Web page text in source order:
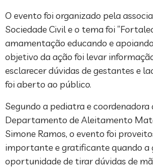
O evento foi organizado pela
Sociedade Civil e o tema foi
amamentação educando e
objetivo da ação foi levar
esclarecer dúvidas de gestantes e
foi aberto ao público.
Segundo a pediatra e coordenadora
Departamento de Aleitamento
Simone Ramos, o evento foi
importante e gratificante quando a
oportunidade de tirar dúvidas de